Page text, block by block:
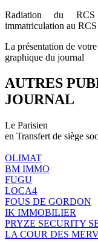
Radiation du
immatriculation au RCS
La présentation de
graphique du journal
AUTRES
JOURNAL
Le Parisien
en Transfert de siège
OLIMAT
BM IMMO
FUGU
LOCA4
FOUS DE GORDON
IK IMMOBILIER
PRYZE SECURITY
LA COUR DES